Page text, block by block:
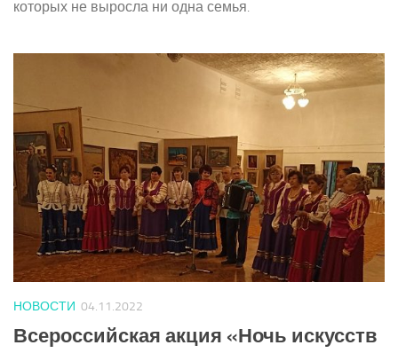
которых не выросла ни одна семья.
НОВОСТИ 04.11.2022
Всероссийская акция «Ночь искусств